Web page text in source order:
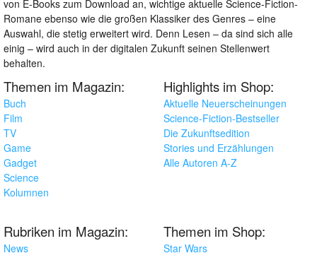
von E-Books zum Download an, wichtige aktuelle Science-Fiction-
Romane ebenso wie die großen Klassiker des Genres – eine
Auswahl, die stetig erweitert wird. Denn Lesen – da sind sich alle
einig – wird auch in der digitalen Zukunft seinen Stellenwert
behalten.
Themen im Magazin:
Buch
Film
TV
Game
Gadget
Science
Kolumnen
Highlights im Shop:
Aktuelle Neuerscheinungen
Science-Fiction-Bestseller
Die Zukunftsedition
Stories und Erzählungen
Alle Autoren A-Z
Rubriken im Magazin:
News
Themen im Shop:
Star Wars